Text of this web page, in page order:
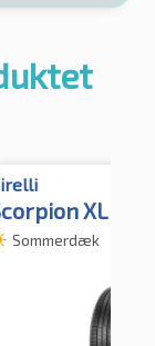
XL TL
Sommerdæk